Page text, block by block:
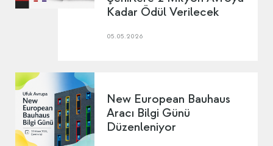
Kadar Ödül Verilecek
05.05.2026
New European Bauhaus
Aracı Bilgi Günü
Düzenleniyor